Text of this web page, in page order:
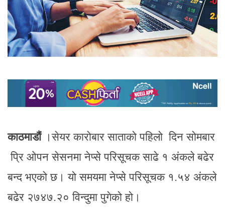
काठमाडौं।सेयर कारोबार साताको पहिलो दिन सोमबार
प्रि ओपन सेसनमा नेप्से परिसूचक साढे १ अंकले बढेर
बन्द भएको छ। यो समयमा नेप्से परिसूचक १.५४ अंकले
बढेर २७४७.२० विन्दुमा पुगेको हो।